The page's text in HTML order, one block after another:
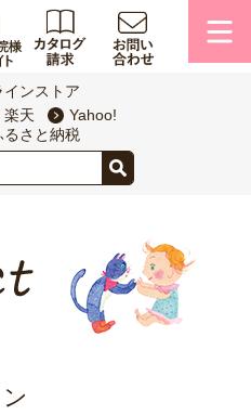
インストア
楽天
Yahoo!
るさと納税